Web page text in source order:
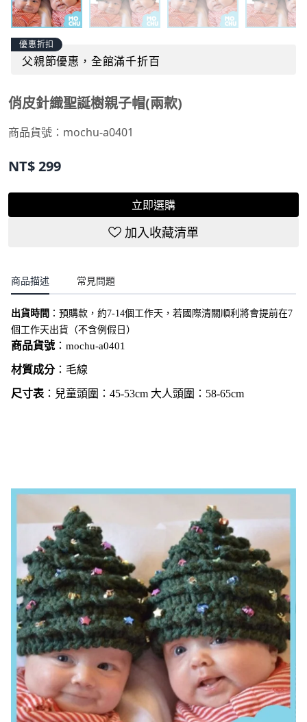
優惠折扣
父親節優惠，全館滿千折百
俏皮針織聖誕樹親子帽(兩款)
商品貨號： mochu-a0401
NT$299
立即選購
加入收藏清單
商品描述 常見問題
出貨時間 ： 預購款，約7-14個工作天，若國際清關順利將會提前在7
個工作天出貨（不含例假日）
商品貨號： mochu-a0401
材質成分：毛線
尺寸表 ：兒童頭圍：45-53cm 大人頭圍：58-65cm